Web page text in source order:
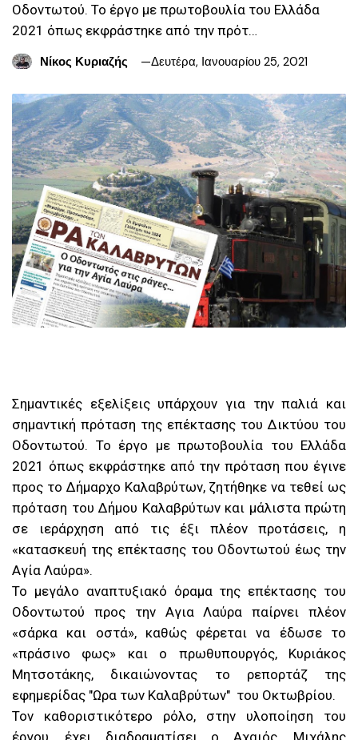
Οδοντωτού. Το έργο με πρωτοβουλία του Ελλάδα
2021 όπως εκφράστηκε από την πρότ…
Νίκος Κυριαζής
Δευτέρα, Ιανουαρίου 25, 2021
Σημαντικές εξελίξεις υπάρχουν για την παλιά και
σημαντική πρόταση της επέκτασης του Δικτύου του
Οδοντωτού. Το έργο με πρωτοβουλία του Ελλάδα
2021 όπως εκφράστηκε από την πρόταση που έγινε
προς το Δήμαρχο Καλαβρύτων, ζητήθηκε να τεθεί ως
πρόταση του Δήμου Καλαβρύτων και μάλιστα πρώτη
σε ιεράρχηση από τις έξι πλέον προτάσεις, η
«κατασκευή της επέκτασης του Οδοντωτού έως την
Αγία Λαύρα».
Το µεγάλο αναπτυξιακό όραµα της επέκτασης του
Οδοντωτού προς την Αγια Λαύρα παίρνει πλέον
«σάρκα και οστά», καθώς φέρεται να έδωσε το
«πράσινο φως» και ο πρωθυπουργός, Κυριάκος
Μητσοτάκης, δικαιώνοντας το ρεπορτάζ της
εφημερίδας "Ωρα των Καλαβρύτων" του Οκτωβρίου.
Τον καθοριστικότερο ρόλο, στην υλοποίηση του